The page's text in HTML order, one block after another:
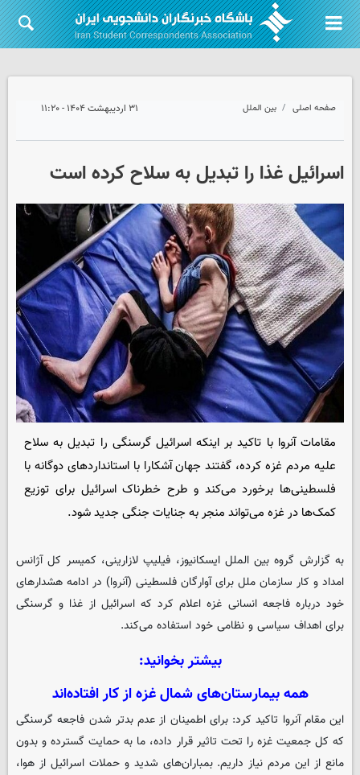
صفحه اصلی بین الملل ۳۱ اردیبهشت ۱۴۰۴ - ۱۱:۲۰
اسرائیل غذا را تبدیل به سلاح کرده است
مقامات آنروا با تاکید بر اینکه اسرائیل گرسنگی را تبدیل به سلاح
علیه مردم غزه کرده، گفتند جهان آشکارا با استانداردهای دوگانه با
فلسطینی‌ها برخورد می‌کند و طرح خطرناک اسرائیل برای توزیع
کمک‌ها در غزه می‌تواند منجر به جنایات جنگی جدید شود.
به گزارش گروه بین المللایسکانیوز، فیلیپ لازارینی، کمیسر کل آژانس
امداد و کار سازمان ملل برای آوارگان فلسطینی (آنروا) در ادامه هشدارهای
خود درباره فاجعه انسانی غزه اعلام کرد که اسرائیل از غذا و گرسنگی
برای اهداف سیاسی و نظامی خود استفاده می‌کند.
بیشتر بخوانید:
همه بیمارستان‌های شمال غزه از کار افتاده‌اند
این مقام آنروا تاکید کرد: برای اطمینان از عدم بدتر شدن فاجعه گرسنگی
که کل جمعیت غزه را تحت تاثیر قرار داده، ما به حمایت گسترده و بدون
مانع از این مردم نیاز داریم. بمباران‌های شدید و حملات اسرائیل از هوا،